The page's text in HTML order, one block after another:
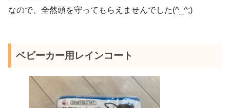
なので、全然頭を守ってもらえませんでした(^_^;)
ベビーカー用レインコート